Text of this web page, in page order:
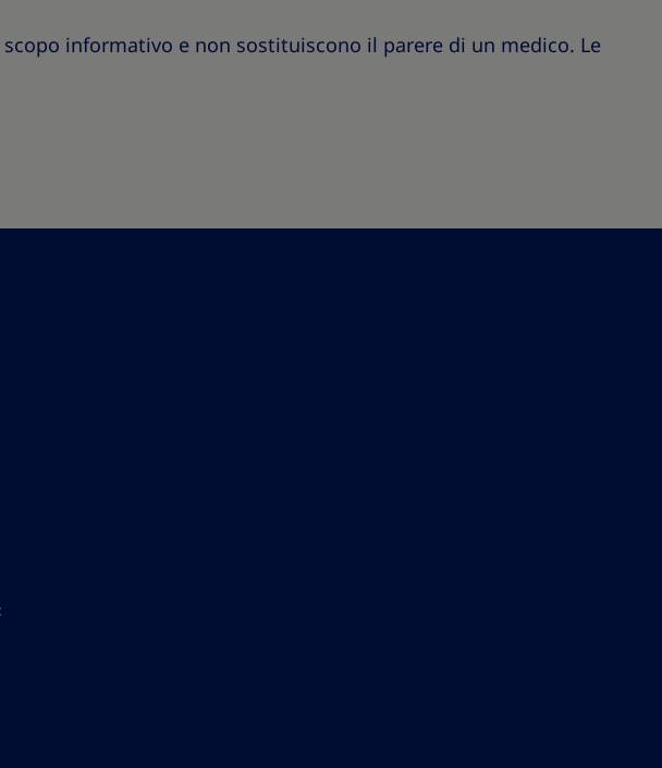
informativo e non sostituiscono il parere di un medico. Le